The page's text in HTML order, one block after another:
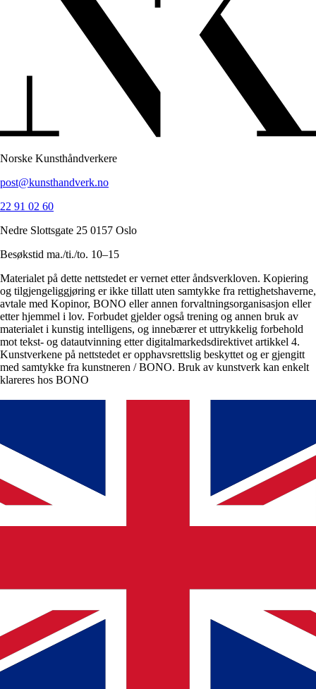
Norske Kunsthåndverkere
post@kunsthandverk.no
22 91 02 60
Nedre Slottsgate 25 0157 Oslo
Besøkstid ma./ti./to. 10–15
Materialet på dette nettstedet er vernet etter åndsverkloven. Kopiering
og tilgjengeliggjøring er ikke tillatt uten samtykke fra rettighetshaverne,
avtale med Kopinor, BONO eller annen forvaltningsorganisasjon eller
etter hjemmel i lov. Forbudet gjelder også trening og annen bruk av
materialet i kunstig intelligens, og innebærer et uttrykkelig forbehold
mot tekst- og datautvinning etter digitalmarkedsdirektivet artikkel 4.
Kunstverkene på nettstedet er opphavsrettslig beskyttet og er gjengitt
med samtykke fra kunstneren / BONO. Bruk av kunstverk kan enkelt
klareres hos BONO